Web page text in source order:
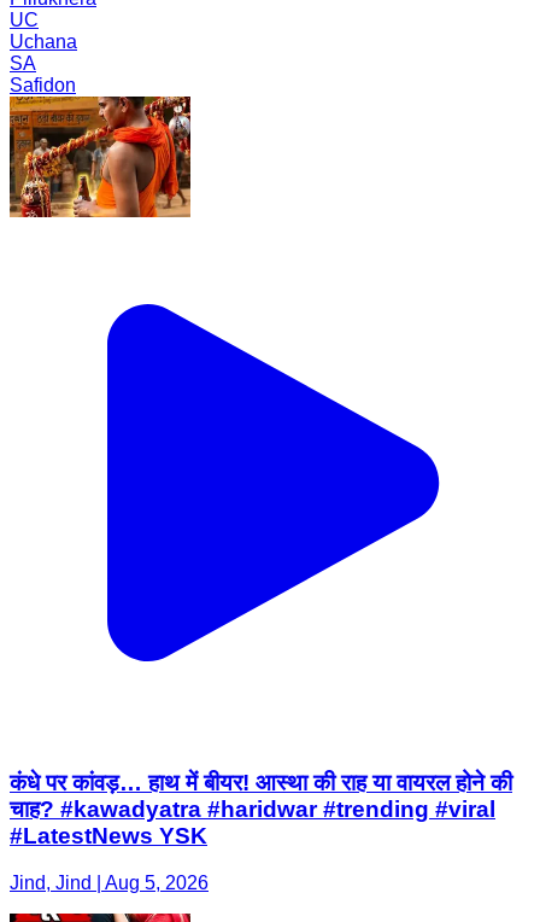
UC
Uchana
SA
Safidon
कंधे पर कांवड़… हाथ में बीयर! आस्था की राह या वायरल होने की
चाह? #kawadyatra #haridwar #trending #viral
#LatestNews YSK
Jind, Jind | Aug 5, 2026